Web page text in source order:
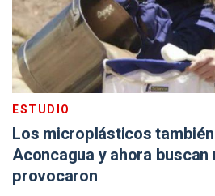
ESTUDIO
Los microplásticos
Aconcagua y ahora
provocaron